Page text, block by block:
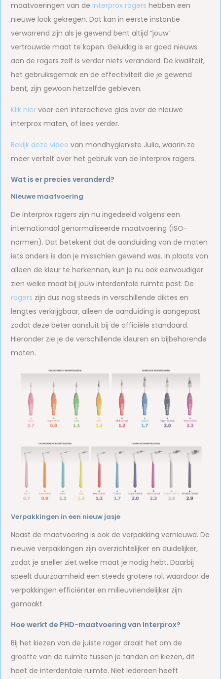
maatvoeringen van de Interprox ragers hebben een
nieuwe look gekregen. Dat kan in eerste instantie
verwarrend zijn als je gewend bent altijd “jouw”
vertrouwde maat te kopen. Gelukkig is er goed nieuws:
aan de ragers zelf is verder niets veranderd. De kwaliteit,
het gebruiksgemak en de effectiviteit die je gewend
bent, zijn gewoon hetzelfde gebleven.
Klik hier voor een interactieve gids over de nieuwe
interprox maten, of lees verder.
Bekijk deze video van mondhygieniste Julia, waarin ze
meer vertelt over het gebruik van de Interprox ragers.
Wat is er precies veranderd?
Nieuwe maatvoering
De Interprox ragers zijn nu ingedeeld volgens een
internationaal genormaliseerde maatvoering (ISO-
normen). Dat betekent dat de aanduiding van de maten
iets anders is dan je misschien gewend was. In plaats van
alleen de kleur te herkennen, kun je nu ook eenvoudiger
zien welke maat bij jouw interdentale ruimte past. De
ragers zijn dus nog steeds in verschillende diktes en
lengtes verkrijgbaar, alleen de aanduiding is aangepast
zodat deze beter aansluit bij de officiële standaard.
Hieronder zie je de verschillende kleuren en bijbehorende
maten.
Verpakkingen in een nieuw jasje
Naast de maatvoering is ook de verpakking vernieuwd. De
nieuwe verpakkingen zijn overzichtelijker en duidelijker,
zodat je sneller ziet welke maat je nodig hebt. Daarbij
speelt duurzaamheid een steeds grotere rol, waardoor de
verpakkingen efficiënter en milieuvriendelijker zijn
gemaakt.
Hoe werkt de PHD-maatvoering van Interprox?
Bij het kiezen van de juiste rager draait het om de
grootte van de ruimte tussen je tanden en kiezen, dit
heet de interdentale ruimte. Niet iedereen heeft